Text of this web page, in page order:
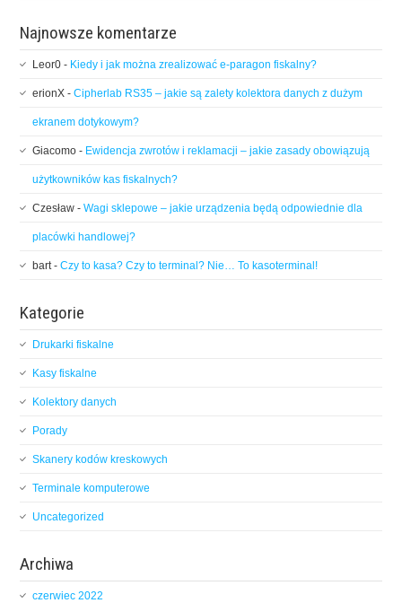
Najnowsze komentarze
Leor0 - Kiedy i jak można zrealizować e-paragon fiskalny?
erionX -Cipherlab RS35 – jakie są zalety kolektora danych z dużym
ekranem dotykowym?
Giacomo - Ewidencja zwrotów i reklamacji – jakie zasady obowiązują
użytkowników kas fiskalnych?
Czesław -Wagi sklepowe – jakie urządzenia będą odpowiednie dla
placówki handlowej?
bart-Czy to kasa? Czy to terminal? Nie… To kasoterminal!
Kategorie
Drukarki fiskalne
Kasy fiskalne
Kolektory danych
Porady
Skanery kodów kreskowych
Terminale komputerowe
Uncategorized
Archiwa
czerwiec 2022